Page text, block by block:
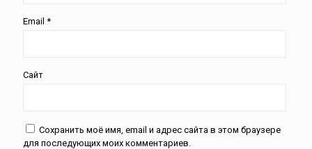
Email *
Сайт
Сохранить моё имя, email и адрес сайта в этом браузере
для последующих моих комментариев.